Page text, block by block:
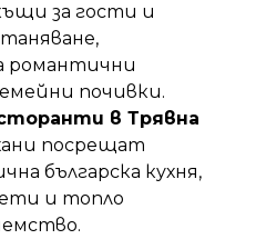
за гости и
романтични
почивки.
в Трявна
посрещат
българска кухня,
и топло